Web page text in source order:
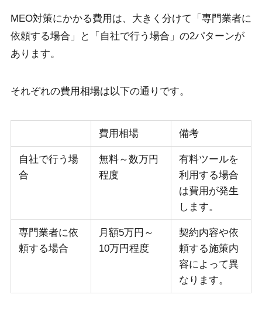
MEO対策にかかる費用は、大きく分けて「専門業者に
依頼する場合」と「自社で行う場合」の2パターンが
あります。
それぞれの費用相場は以下の通りです。
費用相場 備考
自社で行う場
合
無料～数万円
程度
有料ツールを
利用する場合
は費用が発生
します。
専門業者に依
頼する場合
月額5万円～
10万円程度
契約内容や依
頼する施策内
容によって異
なります。